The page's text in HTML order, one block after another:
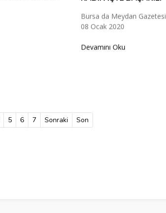
Bursa da Meydan Gazetesi
08 Ocak 2020
Devamını Oku
5 6 7 Sonraki Son